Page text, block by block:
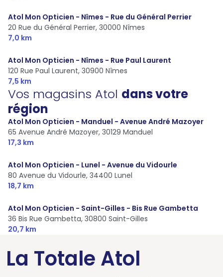
Atol Mon Opticien - Nîmes - Rue du Général Perrier
20 Rue du Général Perrier, 30000 Nîmes
7,0 km
Atol Mon Opticien - Nîmes - Rue Paul Laurent
120 Rue Paul Laurent, 30900 Nîmes
7,5 km
Vos magasins Atol dans votre
région
Atol Mon Opticien - Manduel - Avenue André Mazoyer
65 Avenue André Mazoyer, 30129 Manduel
17,3 km
Atol Mon Opticien - Lunel - Avenue du Vidourle
80 Avenue du Vidourle, 34400 Lunel
18,7 km
Atol Mon Opticien - Saint-Gilles - Bis Rue Gambetta
36 Bis Rue Gambetta, 30800 Saint-Gilles
20,7 km
La Totale Atol